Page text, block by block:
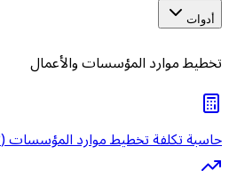
أدوات
تخطيط موارد المؤسسات والأعمال
حاسبة تكلفة تخطيط موارد المؤسسات (ERP).